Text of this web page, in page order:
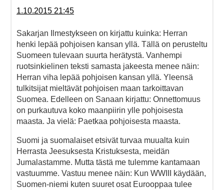
1.10.2015 21:45
Sakarjan Ilmestykseen on kirjattu kuinka: Herran
henki lepää pohjoisen kansan yllä. Tällä on perusteltu
Suomeen tulevaan suurta herätystä. Vanhempi
ruotsinkielinen teksti samasta jakeesta menee näin:
Herran viha lepää pohjoisen kansan yllä. Yleensä
tulkitsijat mieltävät pohjoisen maan tarkoittavan
Suomea. Edelleen on Sanaan kirjattu: Onnettomuus
on purkautuva koko maanpiirin ylle pohjoisesta
maasta. Ja vielä: Paetkaa pohjoisesta maasta.
Suomi ja suomalaiset etsivät turvaa muualta kuin
Herrasta Jeesuksesta Kristuksesta, meidän
Jumalastamme. Mutta tästä me tulemme kantamaan
vastuumme. Vastuu menee näin: Kun WWIII käydään,
Suomen-niemi kuten suuret osat Eurooppaa tulee